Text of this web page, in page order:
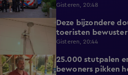
Gisteren, 20:48
Deze bijzondere
toeristen bewuster
waterverbruik
Gisteren, 20:44
1:33
25.000 stutpalen
bewoners pikken